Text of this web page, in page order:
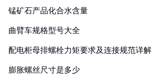
锰矿石产品化合水含量
曲臂车规格型号大全
配电柜母排螺栓力矩要求及连接规范详解
膨胀螺丝尺寸是多少